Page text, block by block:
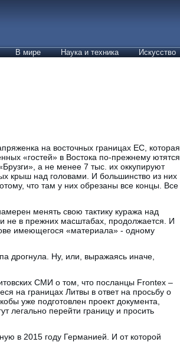
В мире Наука и техника Искусство
на восточных границах ЕС, которая
«гостей» в Востока по-прежнему ютятся
а не менее 7 тыс. их оккупируют
крыш над головами. И большинство из них
что там у них обрезаны все концы. Все
менять свою тактику куража над
не в прежних масштабах, продолжается. И
имеющегося «материала» - одному
дрогнула. Ну, или, выражаясь иначе,
СМИ о том, что посланцы Frontex –
на границах Литвы в ответ на просьбу о
уже подготовлен проект документа,
легально перейти границу и просить
в 2015 году Германией. И от которой